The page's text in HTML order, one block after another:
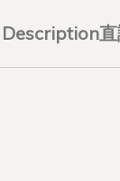
Description